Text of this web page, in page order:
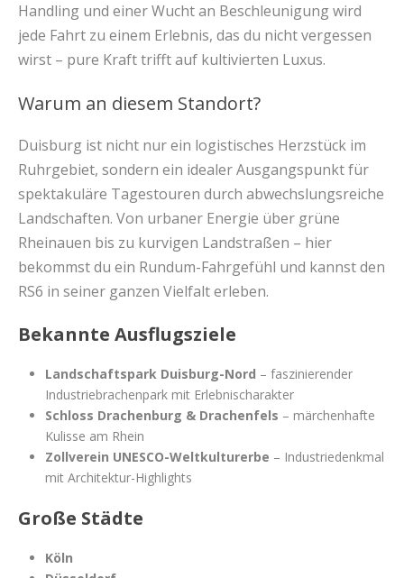
Handling und einer Wucht an Beschleunigung wird
jede Fahrt zu einem Erlebnis, das du nicht vergessen
wirst – pure Kraft trifft auf kultivierten Luxus.
Warum an diesem Standort?
Duisburg ist nicht nur ein logistisches Herzstück im
Ruhrgebiet, sondern ein idealer Ausgangspunkt für
spektakuläre Tagestouren durch abwechslungsreiche
Landschaften. Von urbaner Energie über grüne
Rheinauen bis zu kurvigen Landstraßen – hier
bekommst du ein Rundum-Fahrgefühl und kannst den
RS6 in seiner ganzen Vielfalt erleben.
Bekannte Ausflugsziele
Landschaftspark Duisburg-Nord – faszinierender
Industriebrachenpark mit Erlebnischarakter
Schloss Drachenburg & Drachenfels – märchenhafte
Kulisse am Rhein
Zollverein UNESCO-Weltkulturerbe – Industriedenkmal
mit Architektur-Highlights
Große Städte
Köln